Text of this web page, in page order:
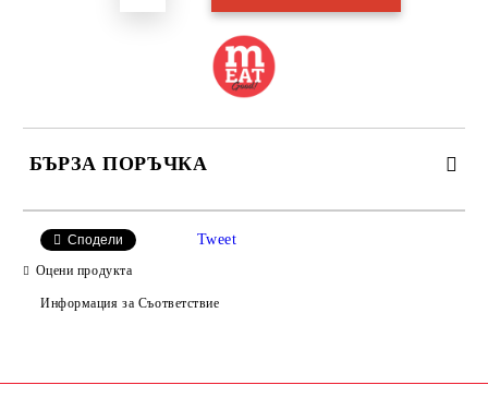
БЪРЗА ПОРЪЧКА
Сподели Tweet
Оцени продукта
Информация за Съответствие